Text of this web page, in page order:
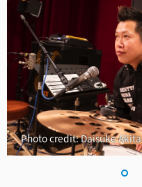
Photo credit: Daisuke Akita